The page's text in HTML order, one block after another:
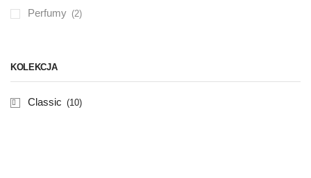
Perfumy (2)
KOLEKCJA
Classic (10)